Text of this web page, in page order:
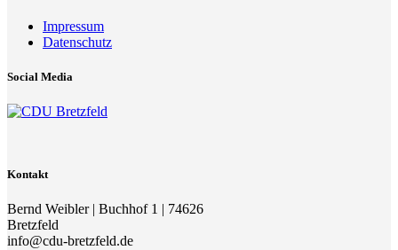
Impressum
Datenschutz
Social Media
Kontakt
Bernd Weibler | Buchhof 1 | 74626
Bretzfeld
info@cdu-bretzfeld.de